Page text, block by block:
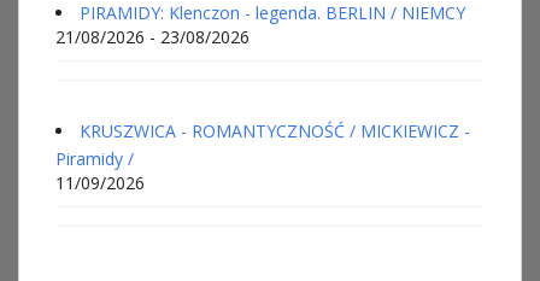
PIRAMIDY: Klenczon - legenda. BERLIN / NIEMCY
21/08/2026 - 23/08/2026
KRUSZWICA - ROMANTYCZNOŚĆ / MICKIEWICZ -
Piramidy /
11/09/2026